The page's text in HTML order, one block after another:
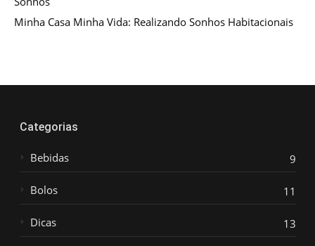
Minha Casa Minha Vida: Realizando Sonhos Habitacionais
Categorias
Bebidas 9
Bolos 11
Dicas 13